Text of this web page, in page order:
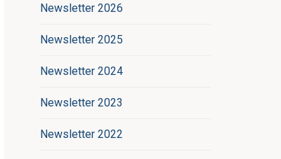
Newsletter 2026
Newsletter 2025
Newsletter 2024
Newsletter 2023
Newsletter 2022